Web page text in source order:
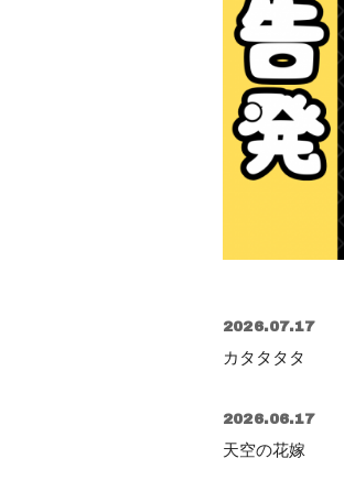
2026.07.17
カタタタタ
2026.06.17
天空の花嫁